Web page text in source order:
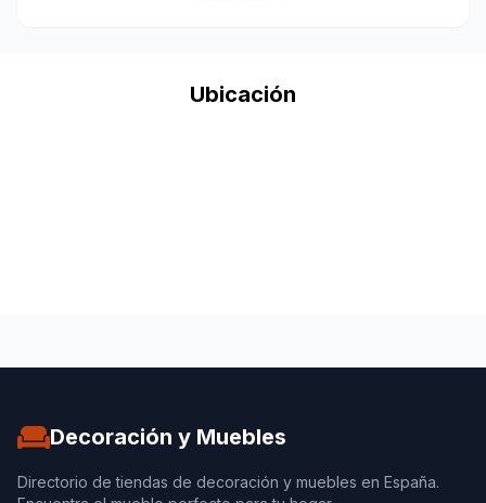
Ubicación
Decoración y Muebles
Directorio de tiendas de decoración y muebles en España.